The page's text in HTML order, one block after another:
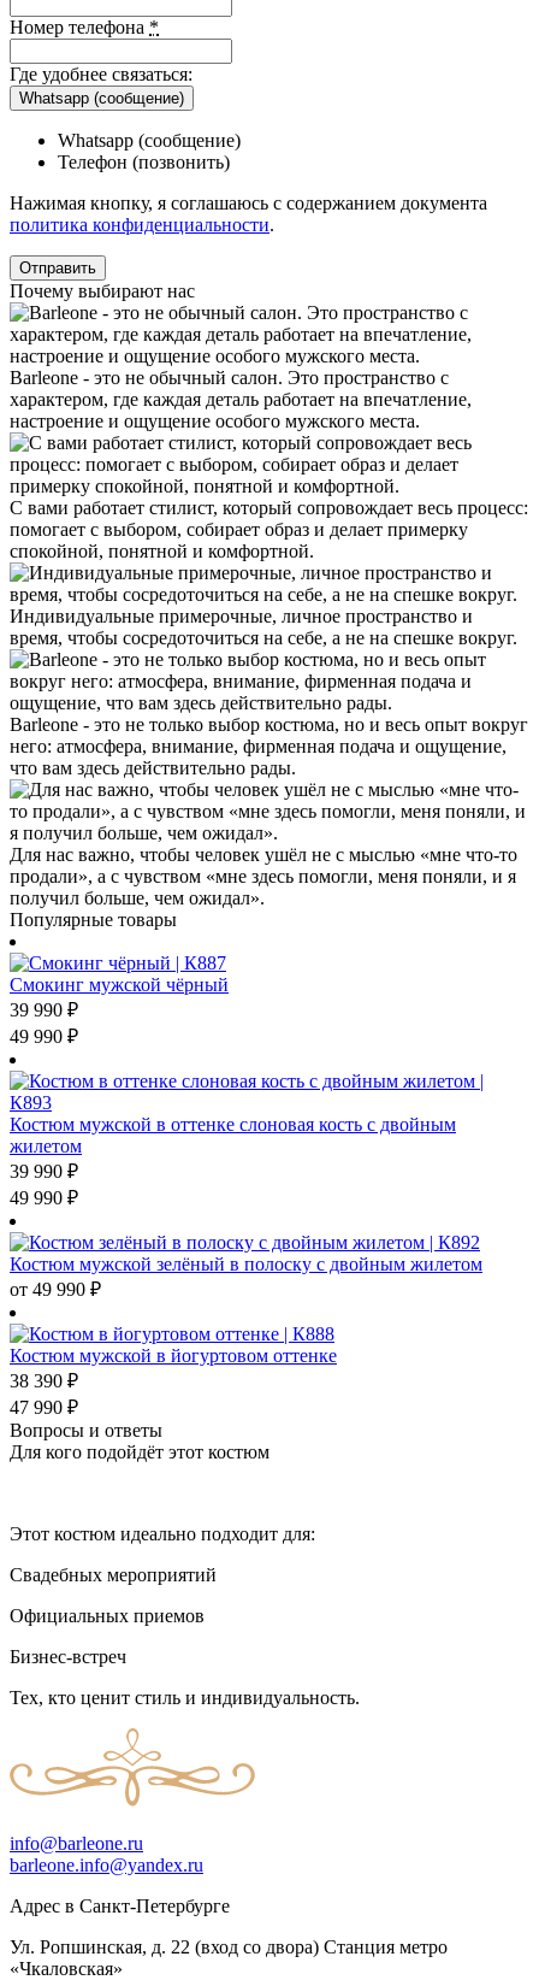
Номер телефона *
Где удобнее связаться:
Whatsapp (сообщение)
Whatsapp (сообщение)
Телефон (позвонить)
Нажимая кнопку, я соглашаюсь с содержанием документа
политика конфиденциальности.
Почему выбирают нас
Barleone - это не обычный салон. Это пространство с
характером, где каждая деталь работает на впечатление,
настроение и ощущение особого мужского места.
С вами работает стилист, который сопровождает весь процесс:
помогает с выбором, собирает образ и делает примерку
спокойной, понятной и комфортной.
Индивидуальные примерочные, личное пространство и
время, чтобы сосредоточиться на себе, а не на спешке вокруг.
Barleone - это не только выбор костюма, но и весь опыт вокруг
него: атмосфера, внимание, фирменная подача и ощущение,
что вам здесь действительно рады.
Для нас важно, чтобы человек ушёл не с мыслью «мне что-то
продали», а с чувством «мне здесь помогли, меня поняли, и я
получил больше, чем ожидал».
Популярные товары
Смокинг мужской чёрный
39 990 ₽
49 990 ₽
Костюм мужской в оттенке слоновая кость с двойным
жилетом
39 990 ₽
49 990 ₽
Костюм мужской зелёный в полоску с двойным жилетом
от 49 990 ₽
Костюм мужской в йогуртовом оттенке
38 390 ₽
47 990 ₽
Вопросы и ответы
Для кого подойдёт этот костюм
Этот костюм идеально подходит для:
Свадебных мероприятий
Официальных приемов
Бизнес-встреч
Тех, кто ценит стиль и индивидуальность.
info@barleone.ru
barleone.info@yandex.ru
Адрес в Санкт-Петербурге
Ул. Ропшинская, д. 22 (вход со двора) Станция метро
«Чкаловская»